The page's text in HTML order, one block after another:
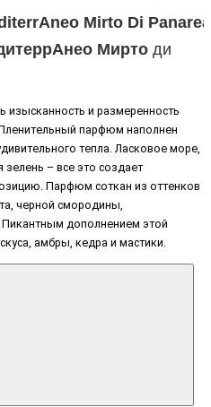
Mirto Di Panarea
Мирто ди
изысканность и размеренность
парфюм наполнен
тепла. Ласковое море,
зелень – все это создает
Парфюм соткан из оттенков
черной смородины,
дополнением этой
амбры, кедра и мастики.